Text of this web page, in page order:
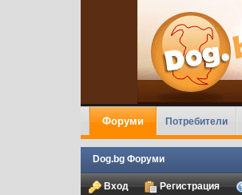
Форуми Потребители
Dog.bg Форуми
Вход Регистрация